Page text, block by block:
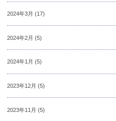
2024年3月 (17)
2024年2月 (5)
2024年1月 (5)
2023年12月 (5)
2023年11月 (5)